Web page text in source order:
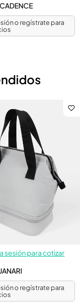
o regístrate para
sesión para cotizar
o regístrate para